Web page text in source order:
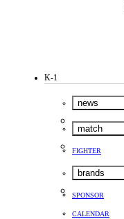
K-1
news
match
FIGHTER
brands
SPONSOR
CALENDAR